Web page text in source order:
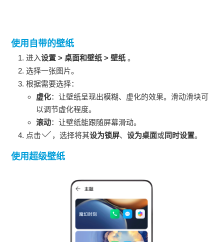
使用自带的壁纸
进入设置 >桌面和壁纸 >壁纸 。
选择一张图片。
根据需要选择：
虚化：让壁纸呈现出模糊、虚化的效果。滑动滑块可
以调节虚化程度。
滚动：让壁纸能跟随屏幕滑动。
点击
，选择将其设为锁屏、设为桌面或同时设置。
使用超级壁纸